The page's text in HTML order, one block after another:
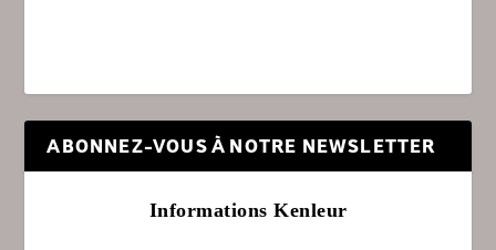
ABONNEZ-VOUS À NOTRE NEWSLETTER
Informations Kenleur